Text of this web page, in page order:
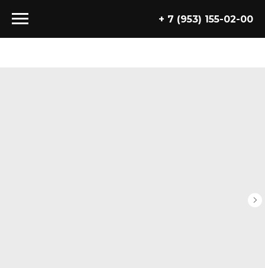
+ 7 (953) 155-02-00